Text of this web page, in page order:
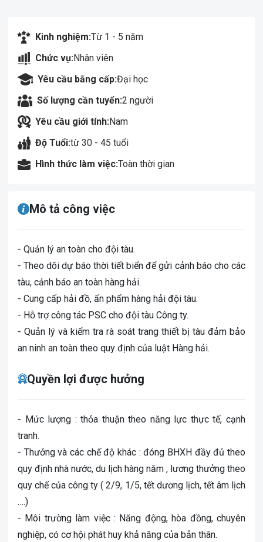
Kinh nghiệm:Từ 1 - 5 năm
Chức vụ:Nhân viên
Yêu cầu bằng cấp:Đại học
Số lượng cần tuyển:2 người
Yêu cầu giới tính:Nam
Độ Tuổi:từ 30 - 45 tuổi
Hình thức làm việc:Toàn thời gian
Mô tả công việc
- Quản lý an toàn cho đội tàu.
- Theo dõi dự báo thời tiết biển để gửi cảnh báo cho các
tàu, cảnh báo an toàn hàng hải.
- Cung cấp hải đồ, ấn phẩm hàng hải đội tàu.
- Hỗ trợ công tác PSC cho đội tàu Công ty.
- Quản lý và kiểm tra rà soát trang thiết bị tàu đảm bảo
an ninh an toàn theo quy định của luật Hàng hải.
Quyền lợi được hưởng
- Mức lượng : thỏa thuận theo năng lực thực tế, cạnh
tranh.
- Thưởng và các chế độ khác : đóng BHXH đầy đủ theo
quy định nhà nước, du lịch hàng năm , lương thưởng theo
quy chế của công ty ( 2/9, 1/5, tết dương lịch, tết âm lịch
….)
- Môi trường làm việc : Năng động, hòa đồng, chuyên
nghiệp, có cơ hội phát huy khả năng của bản thân.